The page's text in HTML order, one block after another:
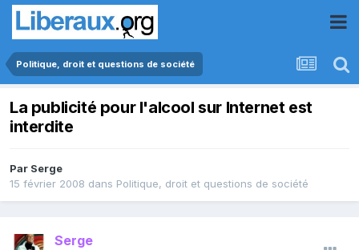
Politique, droit et questions de société
La publicité pour l'alcool sur Internet est
interdite
Par Serge
15 février 2008 dans Politique, droit et questions de société
Serge